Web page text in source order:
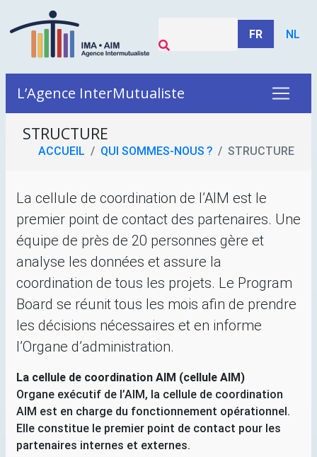
FR NL
L’Agence InterMutualiste
STRUCTURE
ACCUEIL QUI SOMMES-NOUS ? STRUCTURE
La cellule de coordination de l’AIM est le
premier point de contact des partenaires. Une
équipe de près de 20 personnes gère et
analyse les données et assure la
coordination de tous les projets. Le Program
Board se réunit tous les mois afin de prendre
les décisions nécessaires et en informe
l’Organe d’administration.
La cellule de coordination AIM (cellule AIM)
Organe exécutif de l’AIM, la cellule de coordination
AIM est en charge du fonctionnement opérationnel.
Elle constitue le premier point de contact pour les
partenaires internes et externes.